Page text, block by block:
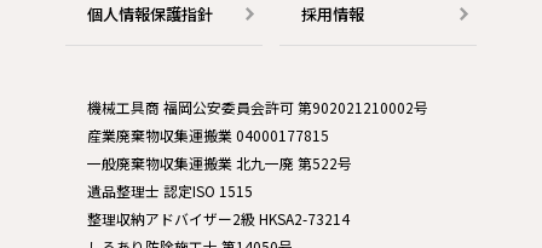
個人情報保護指針 採用情報
機械工具商 福岡公安委員会許可 第902021210002号
産業廃棄物収集運搬業 04000177815
一般廃棄物収集運搬業 北九一廃 第522号
遺品整理士 認定ISO 1515
整理収納アドバイザー2級 HKSA2-73214